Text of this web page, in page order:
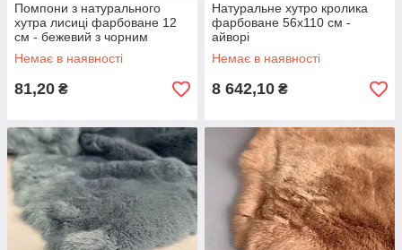
Помпони з натурального
хутра лисиці фарбоване 12
см - бежевий з чорним
Немає в наявності
81,20 ₴
Натуральне хутро кролика
фарбоване 56х110 см -
айворі
Немає в наявності
8 642,10 ₴